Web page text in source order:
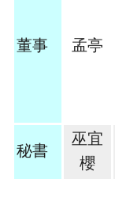
董事 孟亭
秘書
巫宜
櫻